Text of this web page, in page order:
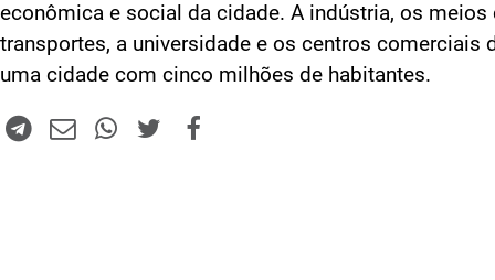
econômica e social da cidade. A indústria, os meios
transportes, a universidade e os centros comerciais
uma cidade com cinco milhões de habitantes.